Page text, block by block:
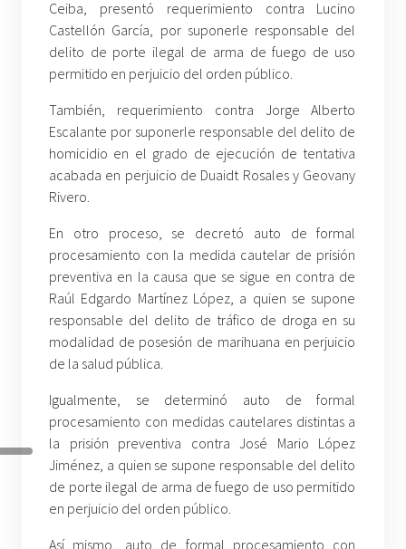
Ceiba, presentó requerimiento contra Lucino
Castellón García, por suponerle responsable del
delito de porte ilegal de arma de fuego de uso
permitido en perjuicio del orden público.
También, requerimiento contra Jorge Alberto
Escalante por suponerle responsable del delito de
homicidio en el grado de ejecución de tentativa
acabada en perjuicio de Duaidt Rosales y Geovany
Rivero.
En otro proceso, se decretó auto de formal
procesamiento con la medida cautelar de prisión
preventiva en la causa que se sigue en contra de
Raúl Edgardo Martínez López, a quien se supone
responsable del delito de tráfico de droga en su
modalidad de posesión de marihuana en perjuicio
de la salud pública.
Igualmente, se determinó auto de formal
procesamiento con medidas cautelares distintas a
la prisión preventiva contra José Mario López
Jiménez, a quien se supone responsable del delito
de porte ilegal de arma de fuego de uso permitido
en perjuicio del orden público.
Así mismo, auto de formal procesamiento con